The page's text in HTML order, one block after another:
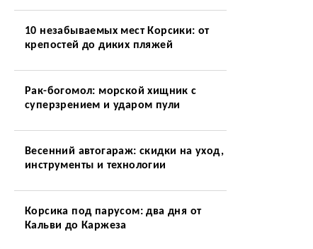
10 незабываемых мест Корсики: от
крепостей до диких пляжей
Рак-богомол: морской хищник с
суперзрением и ударом пули
Весенний автогараж: скидки на уход,
инструменты и технологии
Корсика под парусом: два дня от
Кальви до Каржеза